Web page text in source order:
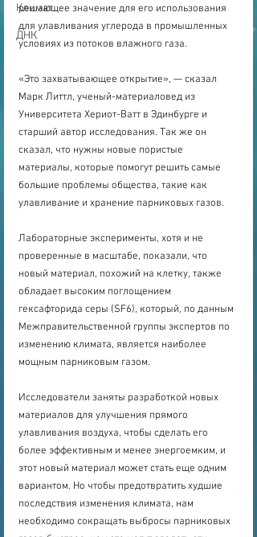
Климат
ДНК
решающее значение для его использования
для улавливания углерода в промышленных
условиях из потоков влажного газа.
«Это захватывающее открытие», — сказал
Марк Литтл, ученый-материаловед из
Университета Хериот-Ватт в Эдинбурге и
старший автор исследования. Так же он
сказал, что нужны новые пористые
материалы, которые помогут решить самые
большие проблемы общества, такие как
улавливание и хранение парниковых газов.
Лабораторные эксперименты, хотя и не
проверенные в масштабе, показали, что
новый материал, похожий на клетку, также
обладает высоким поглощением
гексафторида серы (SF6), который, по данным
Межправительственной группы экспертов по
изменению климата, является наиболее
мощным парниковым газом.
Исследователи заняты разработкой новых
материалов для улучшения прямого
улавливания воздуха, чтобы сделать его
более эффективным и менее энергоемким, и
этот новый материал может стать еще одним
вариантом. Но чтобы предотвратить худшие
последствия изменения климата, нам
необходимо сокращать выбросы парниковых